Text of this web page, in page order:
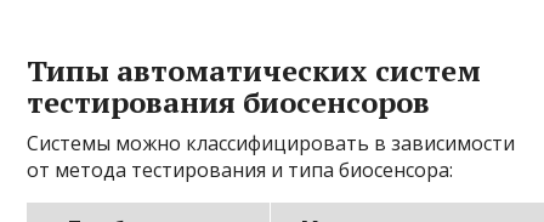
Типы автоматических систем
тестирования биосенсоров
Системы можно классифицировать в зависимости
от метода тестирования и типа биосенсора: